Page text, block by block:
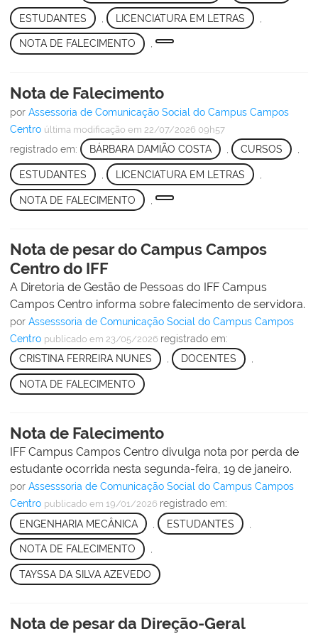
ESTUDANTES LICENCIATURA EM LETRAS
NOTA DE FALECIMENTO ,
Nota de Falecimento
por Assessoria de Comunicação Social do Campus Campos
Centro última modificação em 22/07/2026 09h57
registrado em: BÁRBARA DAMIÃO COSTA CURSOS
ESTUDANTES LICENCIATURA EM LETRAS
NOTA DE FALECIMENTO
Nota de pesar do Campus Campos
Centro do IFF
A Diretoria de Gestão de Pessoas do IFF Campus
Campos Centro informa sobre falecimento de servidora.
por Assesssoria de Comunicação Social do Campus Campos
Centro publicado em 23/05/2026 registrado em:
CRISTINA FERREIRA NUNES
, DOCENTES ,
NOTA DE FALECIMENTO
Nota de Falecimento
IFF Campus Campos Centro divulga nota por perda de
estudante ocorrida nesta segunda-feira, 19 de janeiro.
por Assesssoria de Comunicação Social do Campus Campos
Centro publicado em 19/01/2026 registrado em:
ENGENHARIA MECÂNICA
ESTUDANTES
NOTA DE FALECIMENTO ,
TAYSSA DA SILVA AZEVEDO
Nota de pesar da Direção-Geral